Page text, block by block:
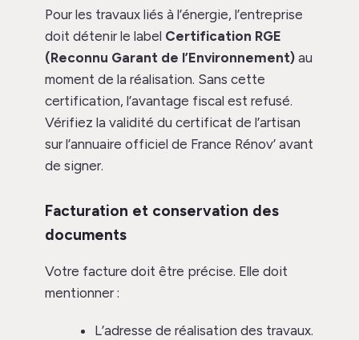
Pour les travaux liés à l’énergie, l’entreprise
doit détenir le label Certification RGE
(Reconnu Garant de l’Environnement) au
moment de la réalisation. Sans cette
certification, l’avantage fiscal est refusé.
Vérifiez la validité du certificat de l’artisan
sur l’annuaire officiel de France Rénov’ avant
de signer.
Facturation et conservation des
documents
Votre facture doit être précise. Elle doit
mentionner :
L’adresse de réalisation des travaux.